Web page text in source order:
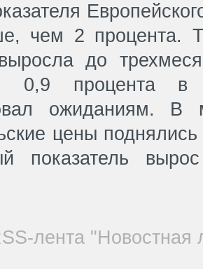
чем 2 процента.
до
0,9 процента в
ожиданиям. В
цены
показатель
лента "Новостная